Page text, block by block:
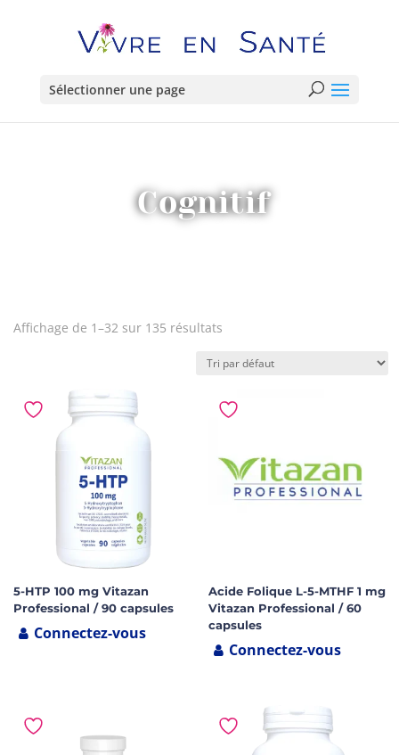
Sélectionner une page
Cognitif
Affichage de 1–32 sur 135 résultats
5-HTP 100 mg Vitazan
Professional / 90 capsules
Connectez-vous
Acide Folique L-5-MTHF 1 mg
Vitazan Professional / 60
capsules
Connectez-vous